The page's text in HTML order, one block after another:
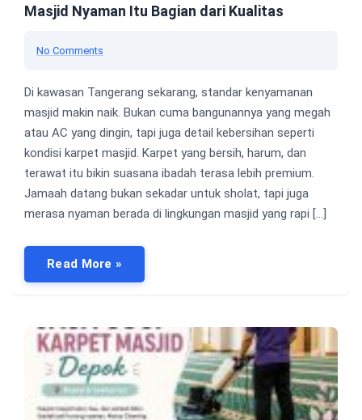
Masjid Nyaman Itu Bagian dari Kualitas
No Comments
Di kawasan Tangerang sekarang, standar kenyamanan
masjid makin naik. Bukan cuma bangunannya yang megah
atau AC yang dingin, tapi juga detail kebersihan seperti
kondisi karpet masjid. Karpet yang bersih, harum, dan
terawat itu bikin suasana ibadah terasa lebih premium.
Jamaah datang bukan sekadar untuk sholat, tapi juga
merasa nyaman berada di lingkungan masjid yang rapi […]
Read More »